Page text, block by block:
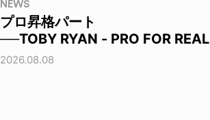
NEWS
プロ昇格パート
──TOBY RYAN - PRO FOR REAL
2026.08.08